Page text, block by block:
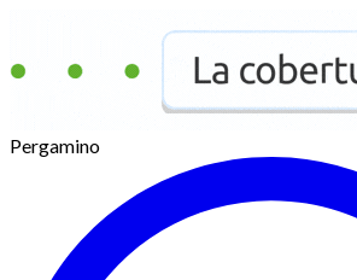
Pergamino